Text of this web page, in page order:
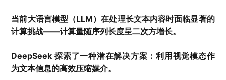
当前大语言模型（LLM）在处理长文本内容时面临显著的
计算挑战——计算量随序列长度呈二次方增长。
DeepSeek 探索了一种潜在解决方案：利用视觉模态作
为文本信息的高效压缩媒介。